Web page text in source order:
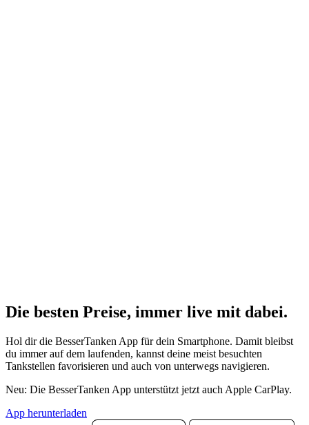
Die besten Preise, immer live mit dabei.
Hol dir die BesserTanken App für dein Smartphone. Damit bleibst
du immer auf dem laufenden, kannst deine meist besuchten
Tankstellen favorisieren und auch von unterwegs navigieren.
Neu: Die BesserTanken App unterstützt jetzt auch Apple CarPlay.
App herunterladen